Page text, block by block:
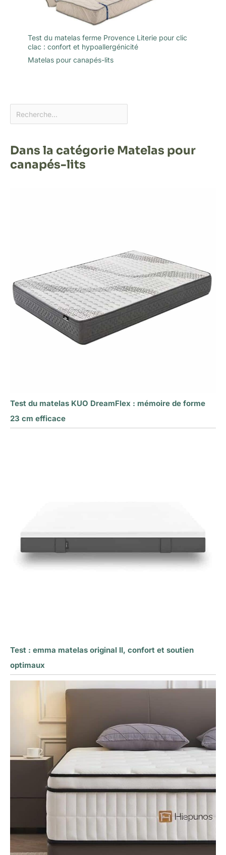
Test du matelas ferme Provence Literie pour clic
clac : confort et hypoallergénicité
Matelas pour canapés-lits
Dans la catégorie Matelas pour
canapés-lits
Test du matelas KUO DreamFlex : mémoire de forme
23 cm efficace
Test : emma matelas original II, confort et soutien
optimaux